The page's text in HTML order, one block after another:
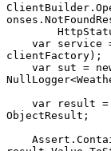
clientFactory);
ObjectResult;